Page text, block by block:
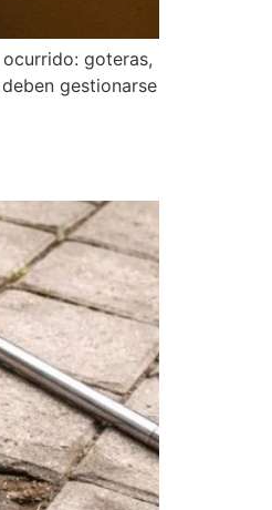
goteras,
gestionarse